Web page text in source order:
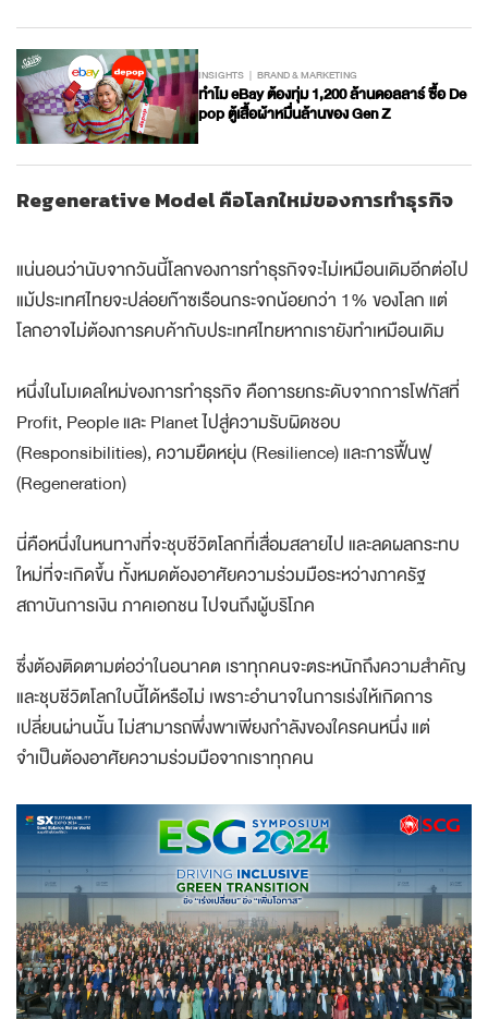
INSIGHTS BRAND & MARKETING
ทำไม eBay ต้องทุ่ม 1,200 ล้านดอลลาร์ ซื้อ De
pop ตู้เสื้อผ้าหมื่นล้านของ Gen Z
Regenerative Model คือโลกใหม่ของการทำธุรกิจ
แน่นอนว่านับจากวันนี้โลกของการทำธุรกิจจะไม่เหมือนเดิมอีกต่อไป
แม้ประเทศไทยจะปล่อยก๊าซเรือนกระจกน้อยกว่า 1% ของโลก แต่
โลกอาจไม่ต้องการคบค้ากับประเทศไทยหากเรายังทำเหมือนเดิม
หนึ่งในโมเดลใหม่ของการทำธุรกิจ คือการยกระดับจากการโฟกัสที่
Profit, People และ Planet ไปสู่ความรับผิดชอบ
(Responsibilities), ความยืดหยุ่น (Resilience) และการฟื้นฟู
(Regeneration)
นี่คือหนึ่งในหนทางที่จะชุบชีวิตโลกที่เสื่อมสลายไป และลดผลกระทบ
ใหม่ที่จะเกิดขึ้น ทั้งหมดต้องอาศัยความร่วมมือระหว่างภาครัฐ
สถาบันการเงิน ภาคเอกชน ไปจนถึงผู้บริโภค
ซึ่งต้องติดตามต่อว่าในอนาคต เราทุกคนจะตระหนักถึงความสำคัญ
และชุบชีวิตโลกใบนี้ได้หรือไม่ เพราะอำนาจในการเร่งให้เกิดการ
เปลี่ยนผ่านนั้น ไม่สามารถพึ่งพาเพียงกำลังของใครคนหนึ่ง แต่
จำเป็นต้องอาศัยความร่วมมือจากเราทุกคน